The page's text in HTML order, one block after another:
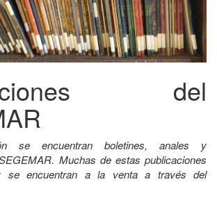
del
se encuentran boletines, anales y
Muchas de estas publicaciones
se encuentran a la venta a través del